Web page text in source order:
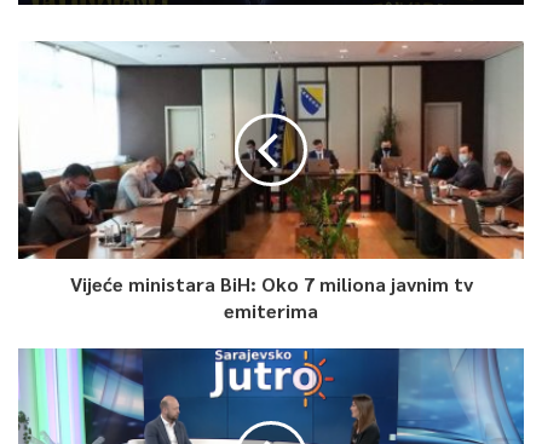
Vijeće ministara BiH: Oko 7 miliona javnim tv
emiterima